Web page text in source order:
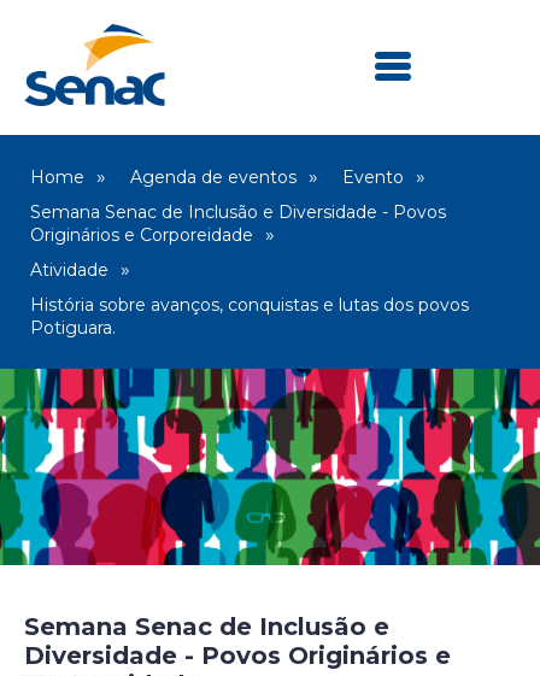
Home Agenda de eventos
Evento
Semana Senac de Inclusão e Diversidade - Povos
Originários e Corporeidade
Atividade
História sobre avanços, conquistas e lutas dos povos
Potiguara.
Semana Senac de Inclusão e
Diversidade - Povos Originários e